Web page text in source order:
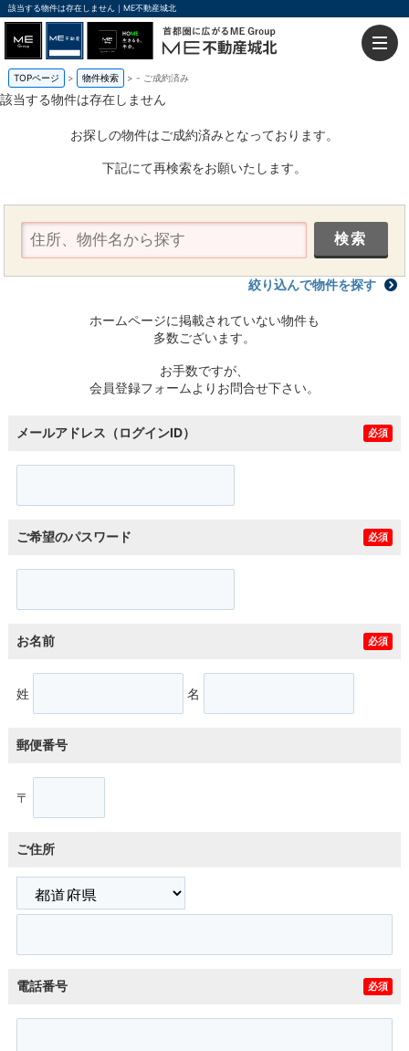
該当する物件は存在しません｜ME不動産城北
TOPページ 物件検索 - ご成約済み
該当する物件は存在しません
お探しの物件はご成約済みとなっております。
下記にて再検索をお願いたします。
絞り込んで物件を探す
ホームページに掲載されていない物件も
多数ございます。
お手数ですが、
会員登録フォームよりお問合せ下さい。
メールアドレス（ログインID） 必須
ご希望のパスワード 必須
お名前 必須
姓 名
郵便番号
〒
ご住所
電話番号 必須